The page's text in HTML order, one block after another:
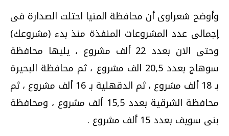
وأوضح شعراوى أن محافظة المنيا احتلت الصدارة فى
إجمالى عدد المشروعات المنفذة منذ بدء (مشروعك)
وحتى الان بعدد 22 ألف مشروع ، يليها محافظة
سوهاج بعدد 20,5 الف مشروع ، ثم محافظة البحيرة
بـ 18 ألف مشروع ، ثم الدقهلية بـ 16 ألف مشروع ، ثم
محافظة الشرقية بعدد 15,5 ألف مشروع ، ومحافظة
بنى سويف بعدد 15 ألف مشروع .